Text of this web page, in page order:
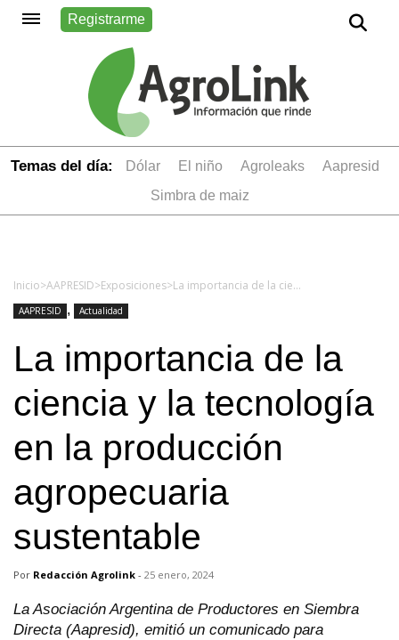
Registrarme
Temas del día: dólar el niño Agroleaks
aapresid
simbra de maiz
Inicio>AAPRESID>Exposiciones> La importancia de la ciencia y la tecnología en la producción agropecuaria sustentable
AAPRESID , Actualidad
La importancia de la
ciencia y la tecnología
en la producción
agropecuaria
sustentable
Por Redacción Agrolink - 25 enero, 2024
La Asociación Argentina de Productores en Siembra
Directa (Aapresid), emitió un comunicado para